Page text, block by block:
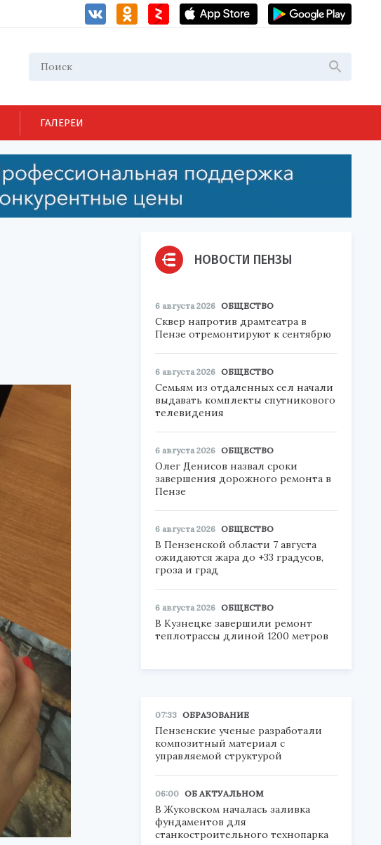
ГАЛЕРЕИ
НОВОСТИ ПЕНЗЫ
6 августа 2026 ОБЩЕСТВО
Сквер напротив драмтеатра в
Пензе отремонтируют к сентябрю
6 августа 2026 ОБЩЕСТВО
Семьям из отдаленных сел начали
выдавать комплекты спутникового
телевидения
6 августа 2026 ОБЩЕСТВО
Олег Денисов назвал сроки
завершения дорожного ремонта в
Пензе
6 августа 2026 ОБЩЕСТВО
В Пензенской области 7 августа
ожидаются жара до +33 градусов,
гроза и град
6 августа 2026 ОБЩЕСТВО
В Кузнецке завершили ремонт
теплотрассы длиной 1200 метров
07:33 ОБРАЗОВАНИЕ
Пензенские ученые разработали
композитный материал с
управляемой структурой
06:00 ОБ АКТУАЛЬНОМ
В Жуковском началась заливка
фундаментов для
станкостроительного технопарка